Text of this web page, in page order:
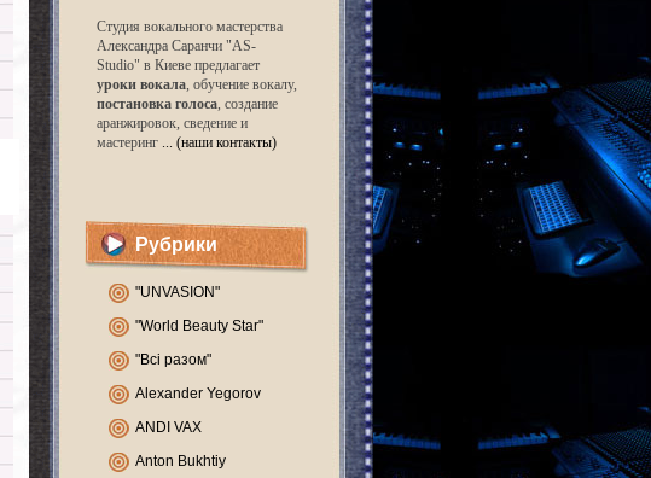
Студия вокального мастерства
Александра Саранчи "AS-
Studio" в Киеве предлагает
уроки вокала, обучение вокалу,
постановка голоса, создание
аранжировок, сведение и
мастеринг ... (наши контакты)
Рубрики
"UNVASION"
"World Beauty Star"
"Всі разом"
Alexander Yegorov
ANDI VAX
Anton Bukhtiy